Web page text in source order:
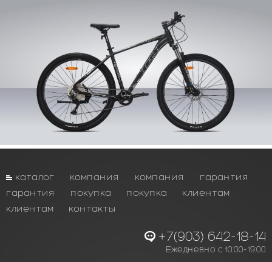
каталог компания компания
гарантия
гарантия
покупка покупка
клиентам
клиентам
контакты
+7(903) 642-18-14
Ежедневно с 10:00-19:00